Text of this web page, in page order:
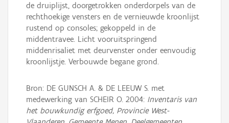
de druiplijst, doorgetrokken onderdorpels van de
rechthoekige vensters en de vernieuwde kroonlijst
rustend op consoles; gekoppeld in de
middentravee. Licht vooruitspringend
middenrisaliet met deurvenster onder eenvoudig
kroonlijstje. Verbouwde begane grond.
Bron: DE GUNSCH A. & DE LEEUW S. met
medewerking van SCHEIR O. 2004: Inventaris van
het bouwkundig erfgoed, Provincie West-